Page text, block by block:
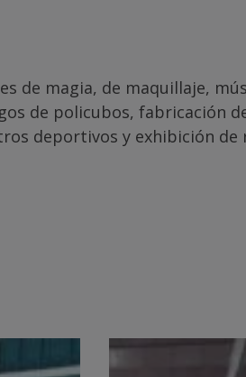
de magia, de maquillaje,
de policubos, fabricación
deportivos y exhibición